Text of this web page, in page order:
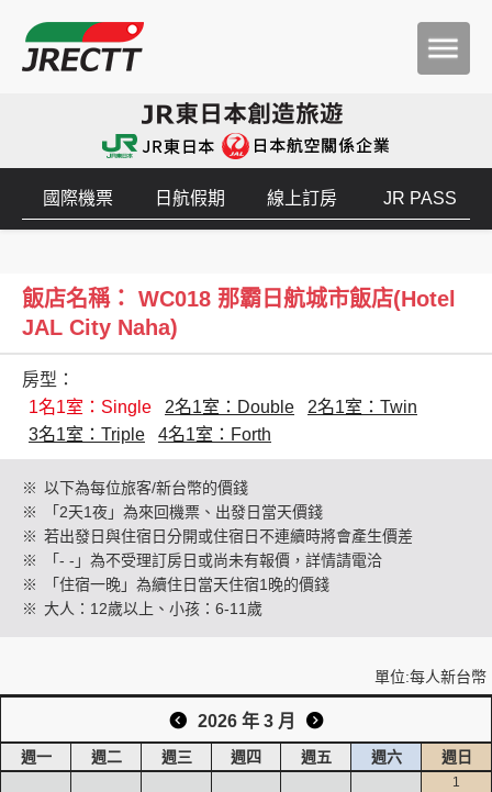
創造旅遊
國際機票 日航假期 線上訂房 JR PASS
飯店名稱： WC018 那霸日航城市飯店(Hotel
JAL City Naha)
房型：
1名1室：Single
2名1室：Double
2名1室：Twin
3名1室：Triple
4名1室：Forth
※ 以下為每位旅客/新台幣的價錢
※
「2天1夜」為來回機票、出發日當天價錢
※ 若出發日與住宿日分開或住宿日不連續時將會產生價差
※
「- -」為不受理訂房日或尚未有報價，詳情請電洽
※
「住宿一晚」為續住日當天住宿1晚的價錢
※ 大人：12歲以上、小孩：6-11歲
單位:每人新台幣
2026 年 3 月
週一 週二 週三 週四 週五 週六 週日
1